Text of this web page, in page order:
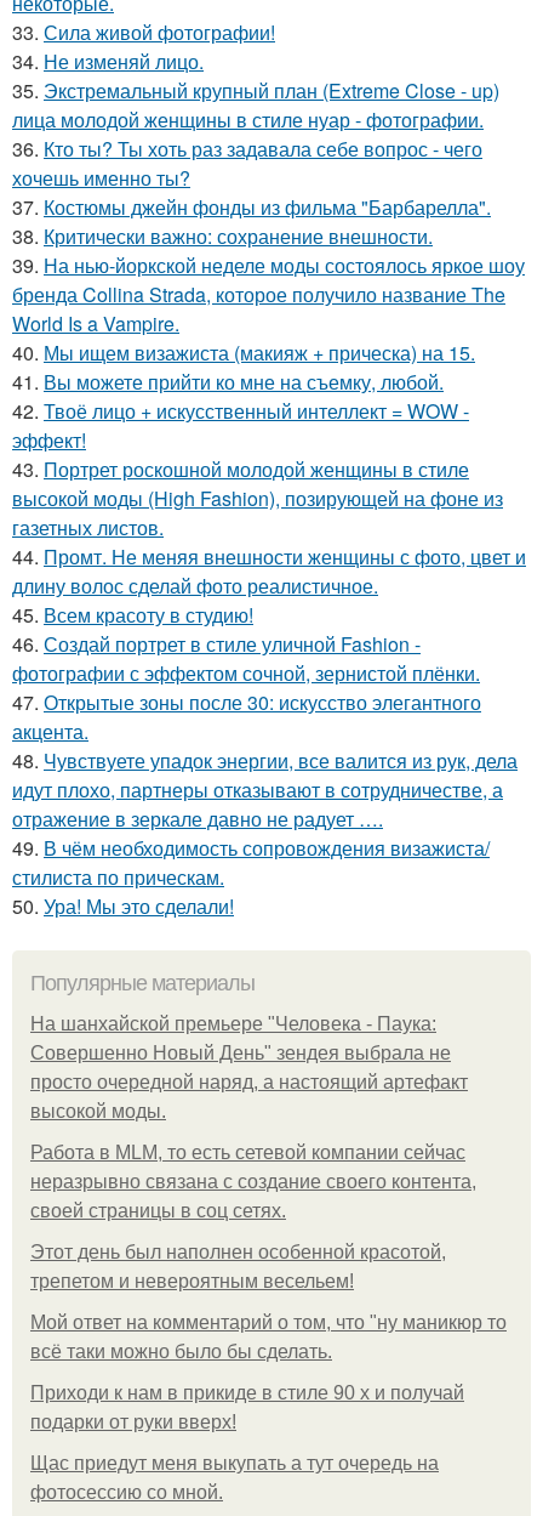
33. Сила живой фотографии!
34. Не изменяй лицо.
35. Экстремальный крупный план (Extreme Close - up)
лица молодой женщины в стиле нуар - фотографии.
36. Кто ты? Ты хоть раз задавала себе вопрос - чего
хочешь именно ты?
37. Костюмы джейн фонды из фильма "Барбарелла".
38. Критически важно: сохранение внешности.
39. На нью-йоркской неделе моды состоялось яркое шоу
бренда Collina Strada, которое получило название The
World Is a Vampire.
40. Мы ищем визажиста (макияж + прическа) на 15.
41. Вы можете прийти ко мне на съемку, любой.
42. Твоё лицо + искусственный интеллект = WOW -
эффект!
43. Портрет роскошной молодой женщины в стиле
высокой моды (High Fashion), позирующей на фоне из
газетных листов.
44. Промт. Не меняя внешности женщины с фото, цвет и
длину волос сделай фото реалистичное.
45. Всем красоту в студию!
46. Создай портрет в стиле уличной Fashion -
фотографии с эффектом сочной, зернистой плёнки.
47. Открытые зоны после 30: искусство элегантного
акцента.
48. Чувствуете упадок энергии, все валится из рук, дела
идут плохо, партнеры отказывают в сотрудничестве, а
отражение в зеркале давно не радует ….
49. В чём необходимость сопровождения визажиста/
стилиста по прическам.
50. Ура! Мы это сделали!
Популярные материалы
На шанхайской премьере "Человека - Паука:
Совершенно Новый День" зендея выбрала не
просто очередной наряд, а настоящий артефакт
высокой моды.
Работа в MLM, то есть сетевой компании сейчас
неразрывно связана с создание своего контента,
своей страницы в соц сетях.
Этот день был наполнен особенной красотой,
трепетом и невероятным весельем!
Мой ответ на комментарий о том, что "ну маникюр то
всё таки можно было бы сделать.
Приходи к нам в прикиде в стиле 90 х и получай
подарки от руки вверх!
Щас приедут меня выкупать а тут очередь на
фотосессию со мной.